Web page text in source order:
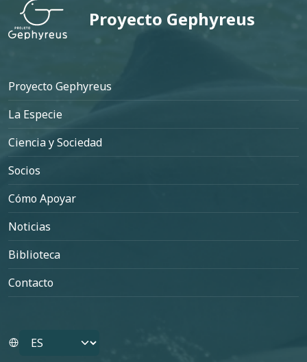
Proyecto Gephyreus
Pie de página
Proyecto Gephyreus
La Especie
Ciencia y Sociedad
Socios
Cómo Apoyar
Noticias
Biblioteca
Contacto
Select your language